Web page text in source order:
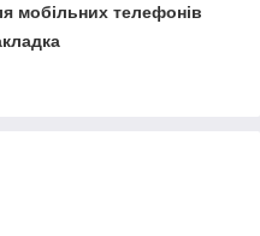
мобільних телефонів